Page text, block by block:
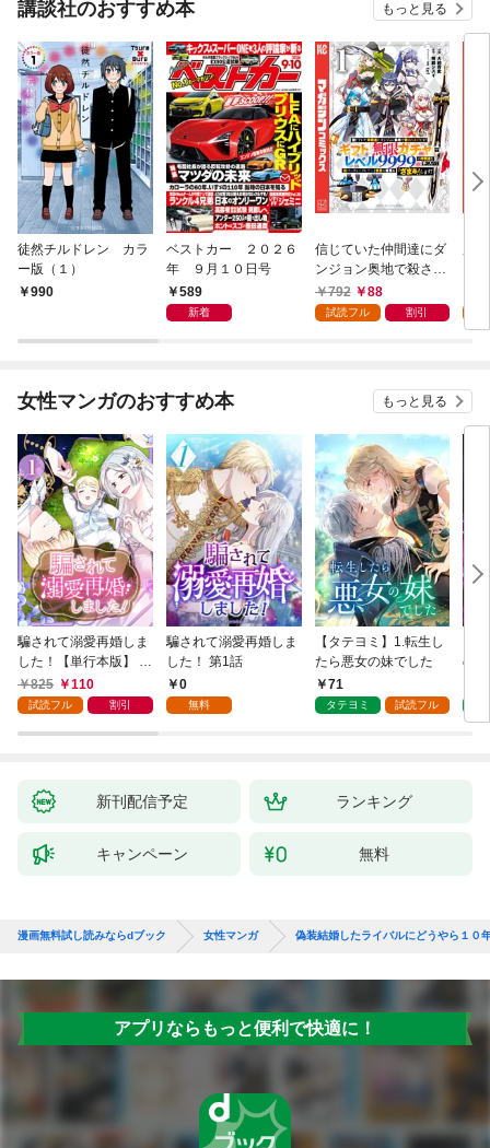
講談社のおすすめ本 もっと見る
徒然チルドレン カラ
ー版（１）
990
ベストカー ２０２６
年 ９月１０日号
589
新着
信じていた仲間達にダ
ンジョン奥地で殺され
かけたがギフト『無限
ガチャ』でレベル９９
『ざまぁ！』します！
792 88
試読フル 割引
女性マンガのおすすめ本 もっと見る
騙されて溺愛再婚しま
した！【単行本版】 1
巻825 110
試読フル 割引
騙されて溺愛再婚しま
した！ 第1話
0
無料
【タテヨミ】1.転生し
たら悪女の妹でした
71
タテヨミ 試読フル
の
新刊配信予定 ランキング
キャンペーン 無料
漫画無料試し読みならdブック 女性マンガ 偽装結婚したライバルにどうやら１０
アプリならもっと便利で快適に！